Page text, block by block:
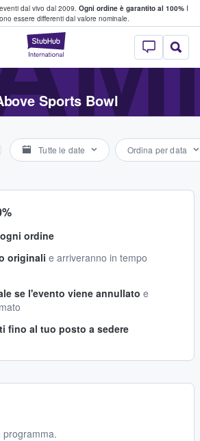
dal vivo dal 2009. Ogni ordine è garantito al 100%I
essere differenti dal valore nominale.
StubHub - Dove
vendono biglietti
Sports Bowl
Tutte le date Ordina per data
ordine
originali e arriveranno in tempo
se l'evento viene annullato e
fino al tuo posto a sedere
programma.